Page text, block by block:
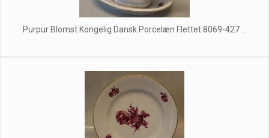
Purpur Blomst Kongelig Dansk Porcelæn Flettet 8069-427 ...